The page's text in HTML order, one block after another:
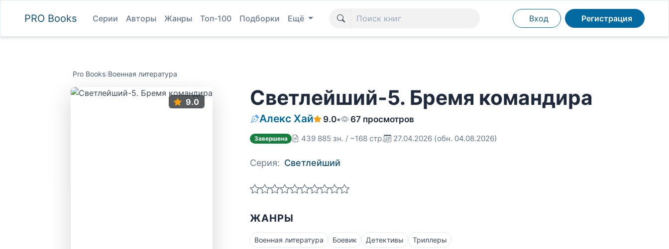
PRO Books Серии Авторы Жанры Топ-100 Подборки Ещё Вход Регистрация
Pro Books/Военная литература
9.0 Светлейший-5. Бремя командира
Алекс Хай 9.0• 67 просмотров
Завершена 439 885 зн. / ~168 стр. 27.04.2026 (обн. 04.08.2026)
Серия: Светлейший
ЖАНРЫ
Военная литература Боевик Детективы Триллеры